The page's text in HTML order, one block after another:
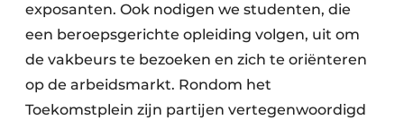
exposanten. Ook nodigen we studenten, die
een beroepsgerichte opleiding volgen, uit om
de vakbeurs te bezoeken en zich te oriënteren
op de arbeidsmarkt. Rondom het
Toekomstplein zijn partijen vertegenwoordigd